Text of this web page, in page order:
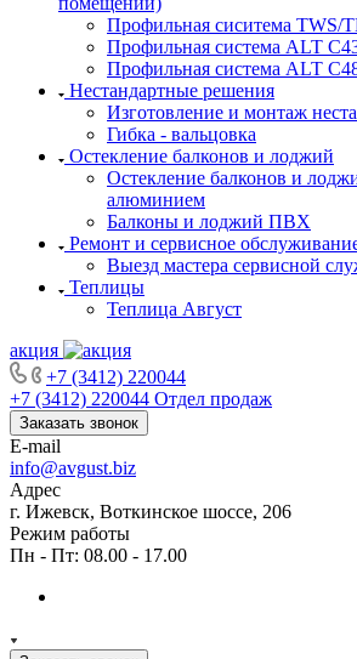
Профильная сиситема TWS/
Профильная система ALT
Профильная система ALT
Нестандартные решения
Изготовление и монтаж
Гибка - вальцовка
Остекление балконов и лоджий
Остекление балконов и
алюминием
Балконы и лоджий ПВХ
Ремонт и сервисное
Выезд мастера сервисной
Теплицы
Теплица Август
акция
+7 (3412) 220044
+7 (3412) 220044 Отдел продаж
Заказать звонок
E-mail
info@avgust.biz
Адрес
г. Ижевск, Воткинское шоссе, 206
Режим работы
Пн - Пт: 08.00 - 17.00